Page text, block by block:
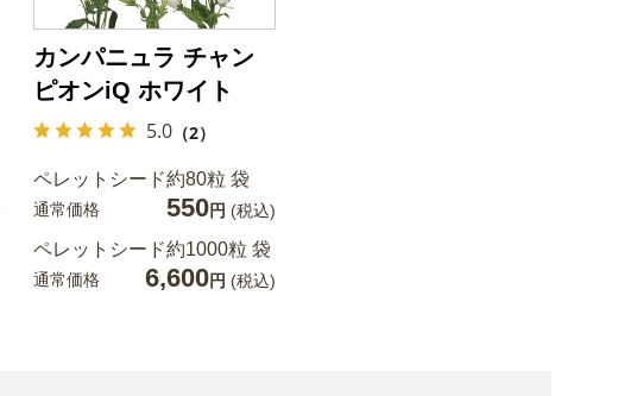
カンパニュラ チャン
ピオンiQ ホワイト
5.0 （2）
ペレットシード約80粒 袋
通常価格 550円 (税込)
ペレットシード約1000粒 袋
通常価格 6,600円 (税込)